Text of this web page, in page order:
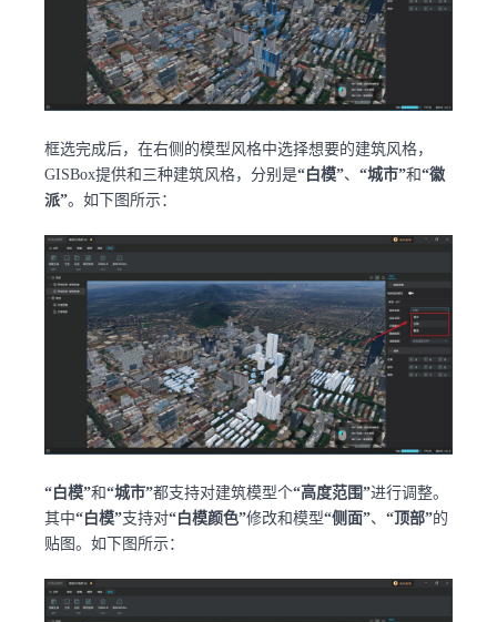
框选完成后，在右侧的模型风格中选择想要的建筑风格，
GISBox提供和三种建筑风格，分别是“白模”、 “城市”和“徽
派”。如下图所示：
“白模”和“城市”都支持对建筑模型个“高度范围”进行调整。
其中“白模”支持对“白模颜色”修改和模型“侧面”、 “顶部”的
贴图。如下图所示：